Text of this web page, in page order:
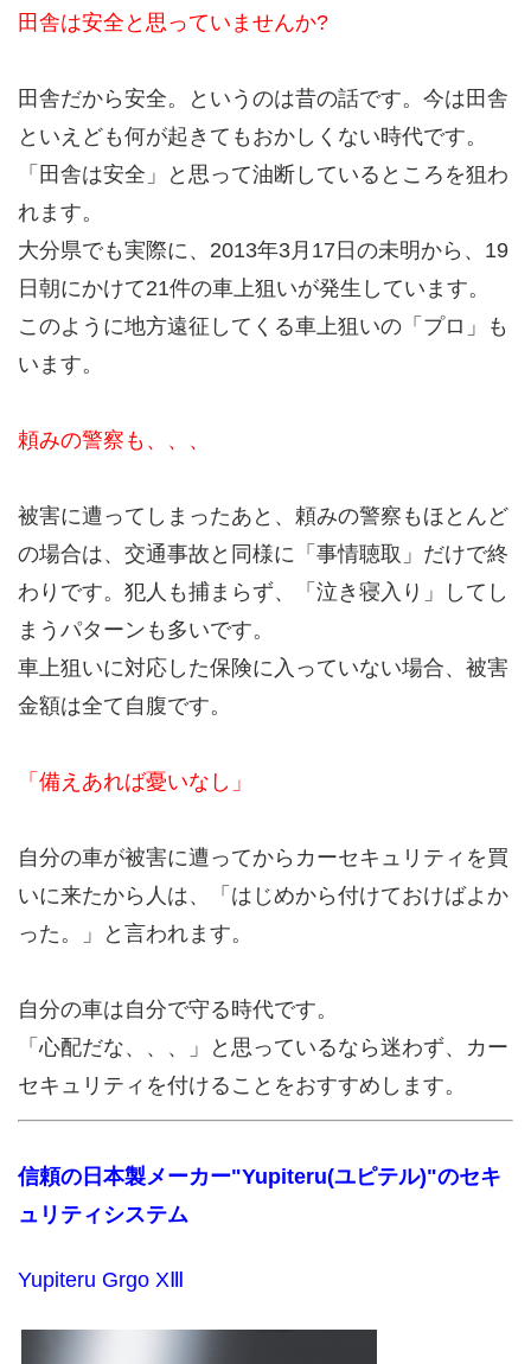
田舎は安全と思っていませんか?
田舎だから安全。というのは昔の話です。今は田舎
といえども何が起きてもおかしくない時代です。
「田舎は安全」と思って油断しているところを狙わ
れます。
大分県でも実際に、2013年3月17日の未明から、19
日朝にかけて21件の車上狙いが発生しています。
このように地方遠征してくる車上狙いの「プロ」も
います。
頼みの警察も、、、
被害に遭ってしまったあと、頼みの警察もほとんど
の場合は、交通事故と同様に「事情聴取」だけで終
わりです。犯人も捕まらず、「泣き寝入り」してし
まうパターンも多いです。
車上狙いに対応した保険に入っていない場合、被害
金額は全て自腹です。
「備えあれば憂いなし」
自分の車が被害に遭ってからカーセキュリティを買
いに来たから人は、「はじめから付けておけばよか
った。」と言われます。
自分の車は自分で守る時代です。
「心配だな、、、」と思っているなら迷わず、カー
セキュリティを付けることをおすすめします。
信頼の日本製メーカー"Yupiteru(ユピテル)"のセキ
ュリティシステム
Yupiteru Grgo XⅢ